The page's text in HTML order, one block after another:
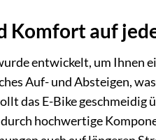
Komfort auf
entwickelt, um Ihnen
Auf- und Absteigen,
das E-Bike geschmeidig
hochwertige